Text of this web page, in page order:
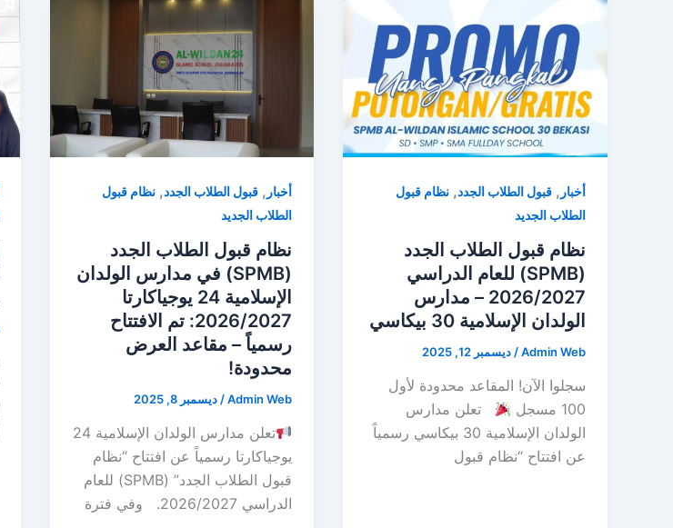
أخبار , قبول الطلاب الجدد, نظام قبول
الطلاب الجديد
نظام قبول الطلاب الجدد
(SPMB) للعام الدراسي
2026/2027 – مدارس
الولدان الإسلامية 30 بيكاسي
Admin Web
/ ديسمبر 12, 2025
سجلوا الآن! المقاعد محدودة لأول
100 مسجل
تعلن مدارس
الولدان الإسلامية 30 بيكاسي رسمياً
عن افتتاح “نظام قبول
أخبار , قبول الطلاب الجدد, نظام قبول
الطلاب الجديد
نظام قبول الطلاب الجدد
(SPMB) في مدارس الولدان
الإسلامية 24 يوجياكارتا
2026/2027: تم الافتتاح
رسمياً – مقاعد العرض
محدودة!
Admin Web
/ ديسمبر 8, 2025
تعلن مدارس الولدان الإسلامية 24
يوجياكارتا رسمياً عن افتتاح “نظام
قبول الطلاب الجدد” (SPMB) للعام
الدراسي 2026/2027. وفي فترة